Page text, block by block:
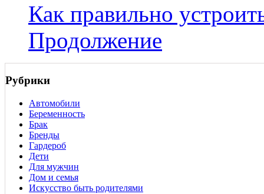
Как правильно
Продолжение
Рубрики
Автомобили
Беременность
Брак
Бренды
Гардероб
Дети
Для мужчин
Дом и семья
Искусство быть родителями